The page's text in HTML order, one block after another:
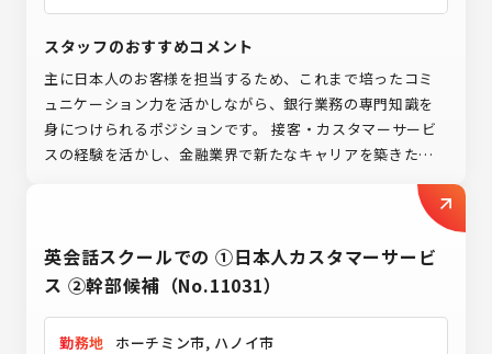
スタッフのおすすめコメント
主に日本人のお客様を担当するため、これまで培ったコミ
ュニケーション力を活かしながら、銀行業務の専門知識を
身につけられるポジションです。 接客・カスタマーサービ
スの経験を活かし、金融業界で新たなキャリアを築きたい
英会話スクールでの ①日本人カスタマーサービ
ス ②幹部候補（No.11031）
勤務地
ホーチミン市, ハノイ市